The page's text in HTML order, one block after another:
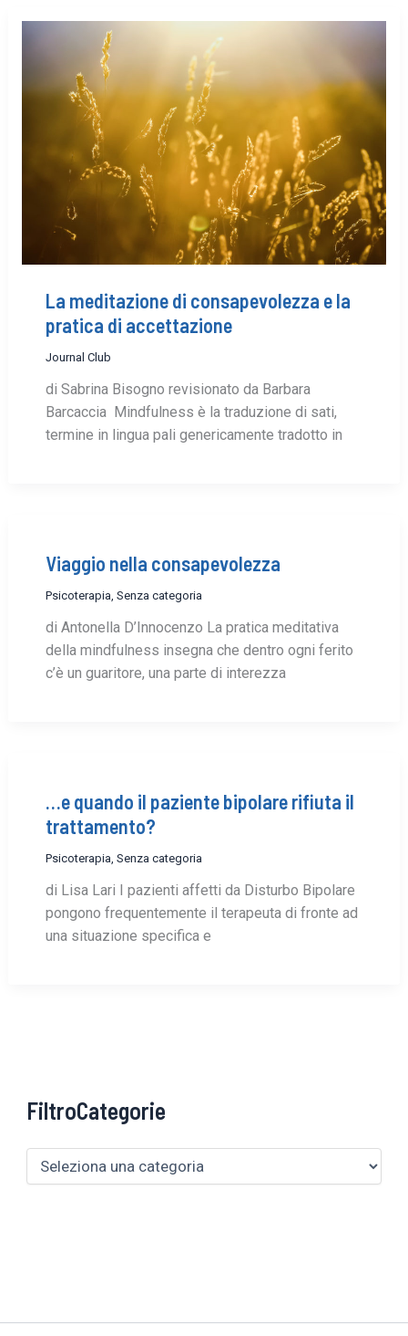
La meditazione di consapevolezza e la
pratica di accettazione
Journal Club
di Sabrina Bisogno revisionato da Barbara
Barcaccia Mindfulness è la traduzione di sati,
termine in lingua pali genericamente tradotto in
Viaggio nella consapevolezza
Psicoterapia, Senza categoria
di Antonella D’Innocenzo La pratica meditativa
della mindfulness insegna che dentro ogni ferito
c’è un guaritore, una parte di interezza
…e quando il paziente bipolare rifiuta il
trattamento?
Psicoterapia, Senza categoria
di Lisa Lari I pazienti affetti da Disturbo Bipolare
pongono frequentemente il terapeuta di fronte ad
una situazione specifica e
FiltroCategorie